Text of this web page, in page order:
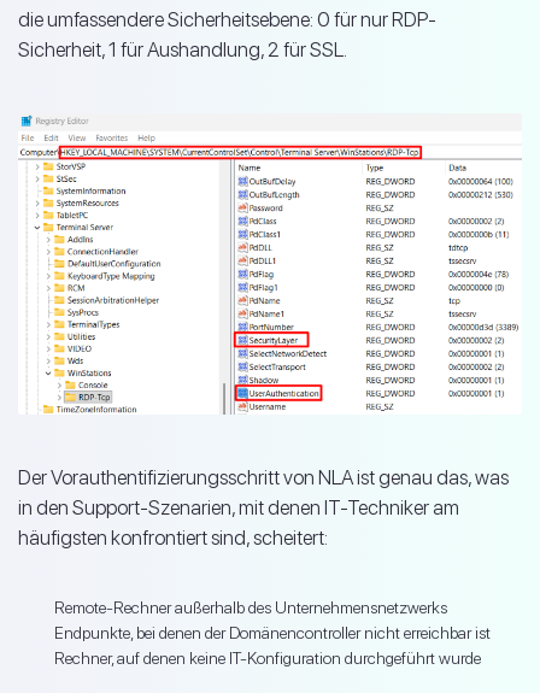
die umfassendere Sicherheitsebene: 0 für nur RDP-
Sicherheit, 1 für Aushandlung, 2 für SSL.
Der Vorauthentifizierungsschritt von NLA ist genau das, was
in den Support-Szenarien, mit denen IT-Techniker am
häufigsten konfrontiert sind, scheitert:
Remote-Rechner außerhalb des Unternehmensnetzwerks
Endpunkte, bei denen der Domänencontroller nicht erreichbar ist
Rechner, auf denen keine IT-Konfiguration durchgeführt wurde